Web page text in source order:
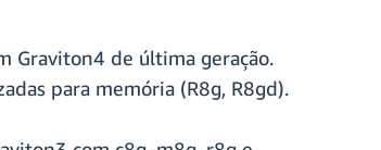
Graviton4 de última geração.
para memória (R8g, R8gd).